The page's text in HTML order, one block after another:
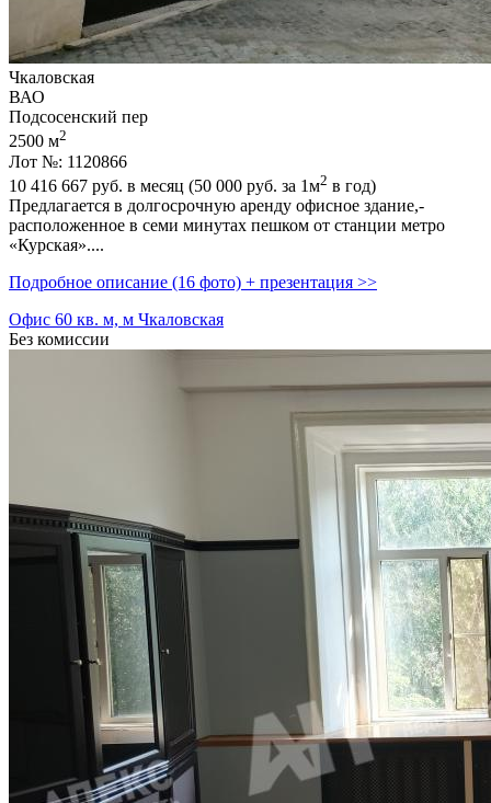
Чкаловская
ВАО
Подсосенский пер
2500 м2
Лот №: 1120866
10 416 667 руб. в месяц (50 000 руб. за 1м2 в год)
Предлагается в долгосрочную аренду офисное здание,­
расположенное в семи минутах пешком от станции метро
«Курская»....
Подробное описание (16 фото) + презентация >>
Офис 60 кв. м, м Чкаловская
Без комиссии